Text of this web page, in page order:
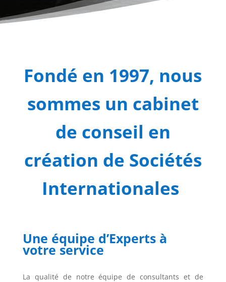
Fondé en 1997, nous
sommes un cabinet
de conseil en
création de Sociétés
Internationales
Une équipe d’Experts à
votre service
La qualité de notre équipe de consultants et de